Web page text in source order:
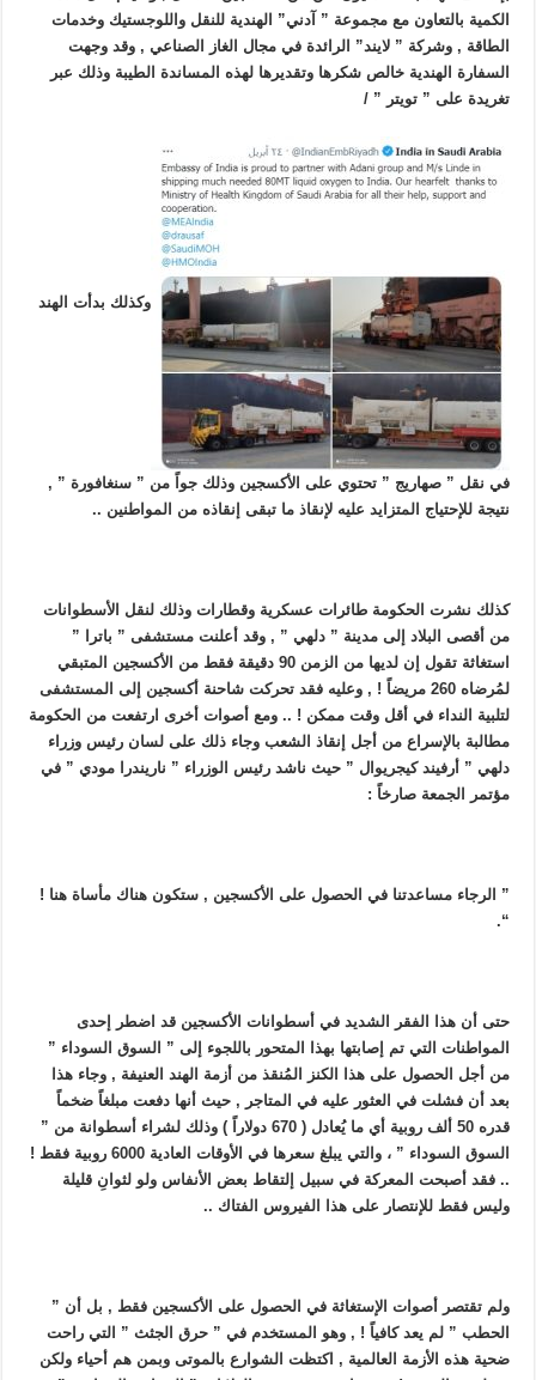
الكمية بالتعاون مع مجموعة ” آدني” الهندية للنقل واللوجستيك وخدمات
الطاقة , وشركة ” لايند” الرائدة في مجال الغاز ‏الصناعي , وقد وجهت
السفارة الهندية خالص شكرها وتقديرها لهذه المساندة الطيبة وذلك عبر
تغريدة على ” تويتر ” /
وكذلك بدأت الهند
في نقل ” صهاريج ” تحتوي على الأكسجين وذلك جواً من ” سنغافورة ” ,
نتيجة للإحتياج المتزايد عليه لإنقاذ ما تبقى إنقاذه من المواطنين ..
كذلك نشرت الحكومة طائرات عسكرية وقطارات وذلك لنقل الأسطوانات
من أقصى البلاد إلى مدينة ” دلهي ” , وقد أعلنت مستشفى ” باترا ”
استغاثة تقول إن لديها من الزمن 90 دقيقة فقط من الأكسجين المتبقي
لمُرضاه 260 مريضاً ! , وعليه فقد تحركت شاحنة أكسجين إلى المستشفى
لتلبية النداء في أقل وقت ممكن ! .. ومع أصوات أخرى ارتفعت من الحكومة
مطالبة بالإسراع من أجل إنقاذ الشعب وجاء ذلك على لسان رئيس وزراء
دلهي ” أرفيند كيجريوال ” حيث ناشد رئيس الوزراء ” ناريندرا مودي ” في
مؤتمر الجمعة صارخاً :
” الرجاء مساعدتنا في الحصول على الأكسجين , ستكون هناك مأساة هنا !
“.
حتى أن هذا الفقر الشديد في أسطوانات الأكسجين قد اضطر إحدى
المواطنات التي تم إصابتها بهذا المتحور باللجوء إلى ” السوق السوداء ”
من أجل الحصول على هذا الكنز المُنقذ من أزمة الهند العنيفة , وجاء هذا
بعد أن فشلت في العثور عليه في المتاجر , حيث أنها دفعت مبلغاً ضخماً
قدره 50 ألف روبية أي ما يُعادل ( 670 دولاراً ) وذلك لشراء أسطوانة من ”
السوق السوداء ” ، والتي يبلغ سعرها في الأوقات العادية 6000 روبية فقط !
.. فقد أصبحت المعركة في سبيل إلتقاط بعض الأنفاس ولو لثوانِ قليلة
وليس فقط للإنتصار على هذا الفيروس الفتاك ..
ولم تقتصر أصوات الإستغاثة في الحصول على الأكسجين فقط , بل أن ”
الحطب ” لم يعد كافياً ! , وهو المستخدم في ” حرق الجثث ” التي راحت
ضحية هذه الأزمة العالمية , اكتظت الشوارع بالموتى وبمن هم أحياء ولكن